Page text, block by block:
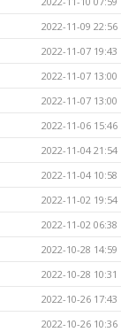
2022-11-09 22:56
2022-11-07 19:43
2022-11-07 13:00
2022-11-07 13:00
2022-11-06 15:46
2022-11-04 21:54
2022-11-04 10:58
2022-11-02 19:54
2022-11-02 06:38
2022-10-28 14:59
2022-10-28 10:31
2022-10-26 17:43
2022-10-26 10:36